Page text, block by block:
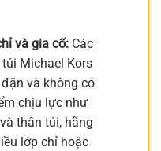
và gia cố:Các
Michael Kors
và không có
chịu lực như
thân túi, hãng
lớp chỉ hoặc